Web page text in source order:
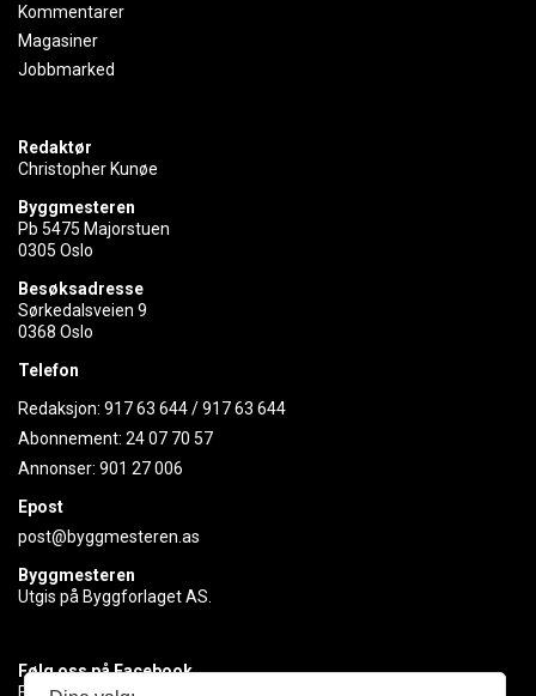
Kommentarer
Magasiner
Jobbmarked
Redaktør
Christopher Kunøe
Byggmesteren
Pb 5475 Majorstuen
0305 Oslo
Besøksadresse
Sørkedalsveien 9
0368 Oslo
Telefon
Redaksjon: 917 63 644/917 63 644
Abonnement: 24 07 70 57
Annonser: 901 27 006
Epost
post@byggmesteren.as
Byggmesteren
Utgis på Byggforlaget AS.
Følg oss på Facebook